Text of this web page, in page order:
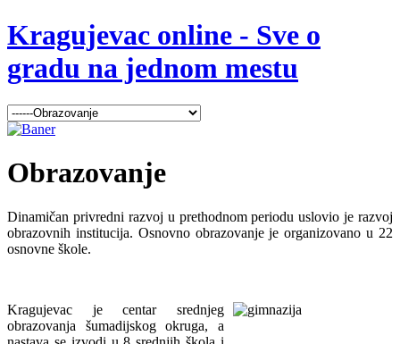
Kragujevac online - Sve o
gradu na jednom mestu
Obrazovanje
Dinamičan privredni razvoj u prethodnom periodu uslovio je razvoj
obrazovnih institucija. Osnovno obrazovanje je organizovano u 22
osnovne škole.
Kragujevac je centar srednjeg
obrazovanja šumadijskog okruga, a